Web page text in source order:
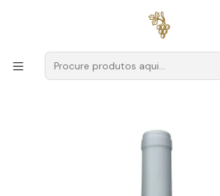
para encomendas a partir de
Produtores Setúbal
Horácio
Horácio Simões Colheita Setúbal Tinto 75cl